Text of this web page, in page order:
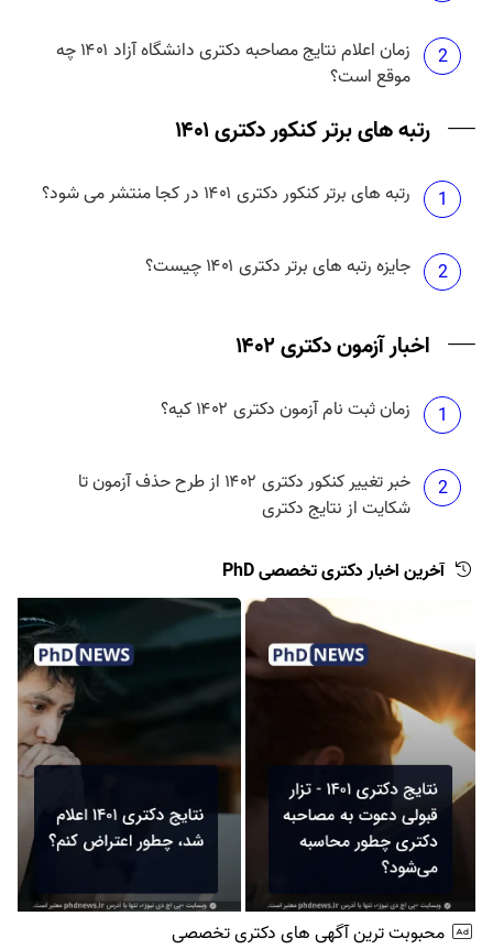
2
زمان اعلام نتایج مصاحبه دکتری دانشگاه آزاد ۱۴۰۱ چه
موقع است؟
رتبه های برتر کنکور دکتری ۱۴۰۱
1 رتبه های برتر کنکور دکتری ۱۴۰۱ در کجا منتشر می شود؟
2 جایزه رتبه های برتر دکتری ۱۴۰۱ چیست؟
اخبار آزمون دکتری ۱۴۰۲
1 زمان ثبت نام آزمون دکتری ۱۴۰۲ کیه؟
2
خبر تغییر کنکور دکتری ۱۴۰۲ از طرح حذف آزمون تا
شکایت از نتایج دکتری
آخرین اخبار دکتری تخصصی PhD
محبوبت ترین آگهی های دکتری تخصصی